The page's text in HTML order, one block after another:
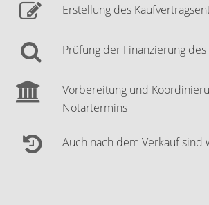
Erstellung des
Prüfung der Finanzierung des
Vorbereitung und
Notartermins
Auch nach dem Verkauf sind